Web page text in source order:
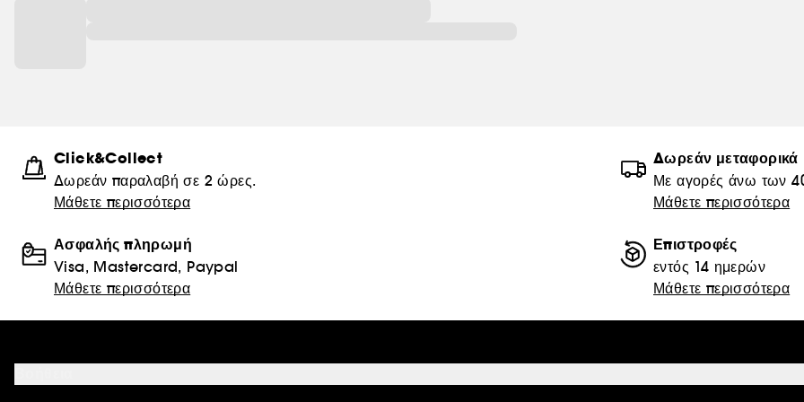
Click&Collect
Δωρεάν παραλαβή σε 2 ώρες.
Μάθετε περισσότερα
Δωρεάν μεταφορικά
Με αγορές άνω των
Μάθετε περισσότερα
Ασφαλής πληρωμή
Visa, Mastercard, Paypal
Μάθετε περισσότερα
Επιστροφές
εντός 14 ημερών
Μάθετε περισσότερα